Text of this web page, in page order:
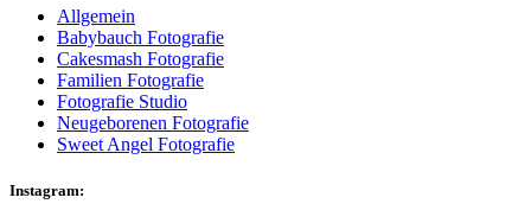
Allgemein
Babybauch Fotografie
Cakesmash Fotografie
Familien Fotografie
Fotografie Studio
Neugeborenen Fotografie
Sweet Angel Fotografie
Instagram: